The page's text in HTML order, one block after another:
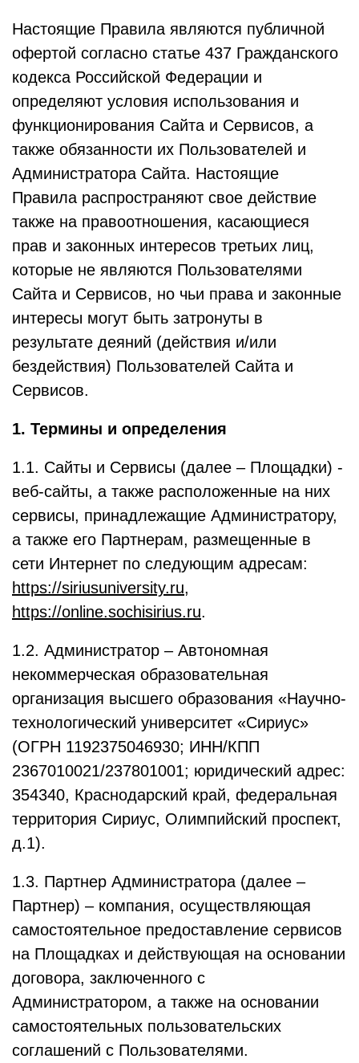
Настоящие Правила являются публичной
офертой согласно статье 437 Гражданского
кодекса Российской Федерации и
определяют условия использования и
функционирования Сайта и Сервисов, а
также обязанности их Пользователей и
Администратора Сайта. Настоящие
Правила распространяют свое действие
также на правоотношения, касающиеся
прав и законных интересов третьих лиц,
которые не являются Пользователями
Сайта и Сервисов, но чьи права и законные
интересы могут быть затронуты в
результате деяний (действия и/или
бездействия) Пользователей Сайта и
Сервисов.
1. Термины и определения
1.1. Сайты и Сервисы (далее – Площадки) -
веб-сайты, а также расположенные на них
сервисы, принадлежащие Администратору,
а также его Партнерам, размещенные в
сети Интернет по следующим адресам:
https://siriusuniversity.ru,
https://online.sochisirius.ru.
1.2. Администратор – Автономная
некоммерческая образовательная
организация высшего образования «Научно-
технологический университет «Сириус»
(ОГРН 1192375046930; ИНН/КПП
2367010021/237801001; юридический адрес:
354340, Краснодарский край, федеральная
территория Сириус, Олимпийский проспект,
д.1).
1.3. Партнер Администратора (далее –
Партнер) – компания, осуществляющая
самостоятельное предоставление сервисов
на Площадках и действующая на основании
договора, заключенного с
Администратором, а также на основании
самостоятельных пользовательских
соглашений с Пользователями.